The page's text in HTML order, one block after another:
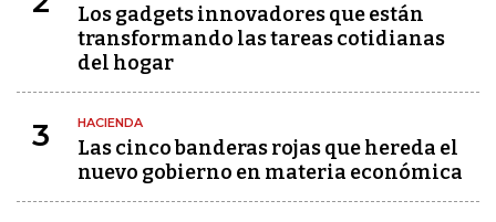
Los gadgets innovadores que están
transformando las tareas cotidianas
del hogar
3 HACIENDA
Las cinco banderas rojas que hereda el
nuevo gobierno en materia económica